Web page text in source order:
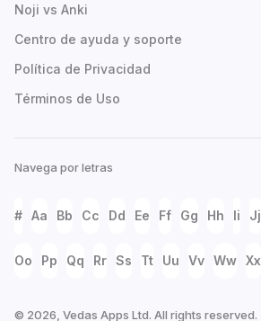
Noji vs Anki
Centro de ayuda y soporte
Política de Privacidad
Términos de Uso
Navega por letras
# Aa Bb Cc Dd Ee Ff Gg Hh Ii Jj
Oo Pp Qq Rr Ss Tt Uu Vv Ww Xx
© 2026, Vedas Apps Ltd. All rights reserved.